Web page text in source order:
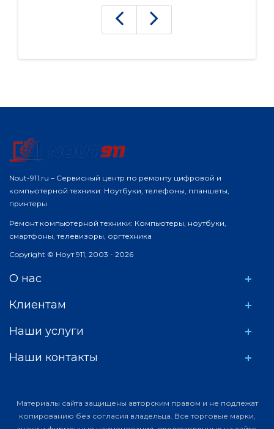
Nout-911.ru – Сервисный центр по ремонту цифровой и
компьютерной техники: Ноутбуки, телефоны, планшеты,
принтеры
Ремонт компьютерной техники: Компьютеры, ноутбуки,
смартфоны, телевизоры, оргтехника
Copyright © Ноут 911, 2003 - 2026
О нас
Клиентам
Наши услуги
Наши контакты
Материалы сайта защищены авторским правом и не подлежат
копированию без согласия владельца. Все торговые марки,